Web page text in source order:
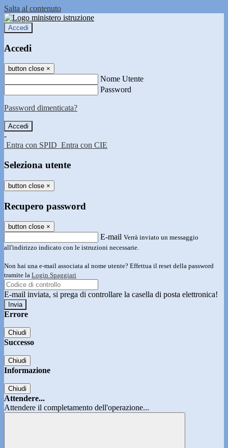
Salta al contenuto
Accedi
Accedi
button close ×
Nome Utente
Password
Password dimenticata?
-
Entra con SPID Entra con CIE
Seleziona utente
button close ×
Recupero password
button close ×
E-mail Verrà inviato un messaggio
all'indirizzo indicato con le istruzioni necessarie.
Non hai una e-mail associata al nome utente? Effettua il reset della password
tramite la Login Spaggiari
E-mail inviata, si prega di controllare la casella di posta elettronica!
Errore
Chiudi
Successo
Chiudi
Informazione
Chiudi
Attendere...
Attendere il completamento dell'operazione...